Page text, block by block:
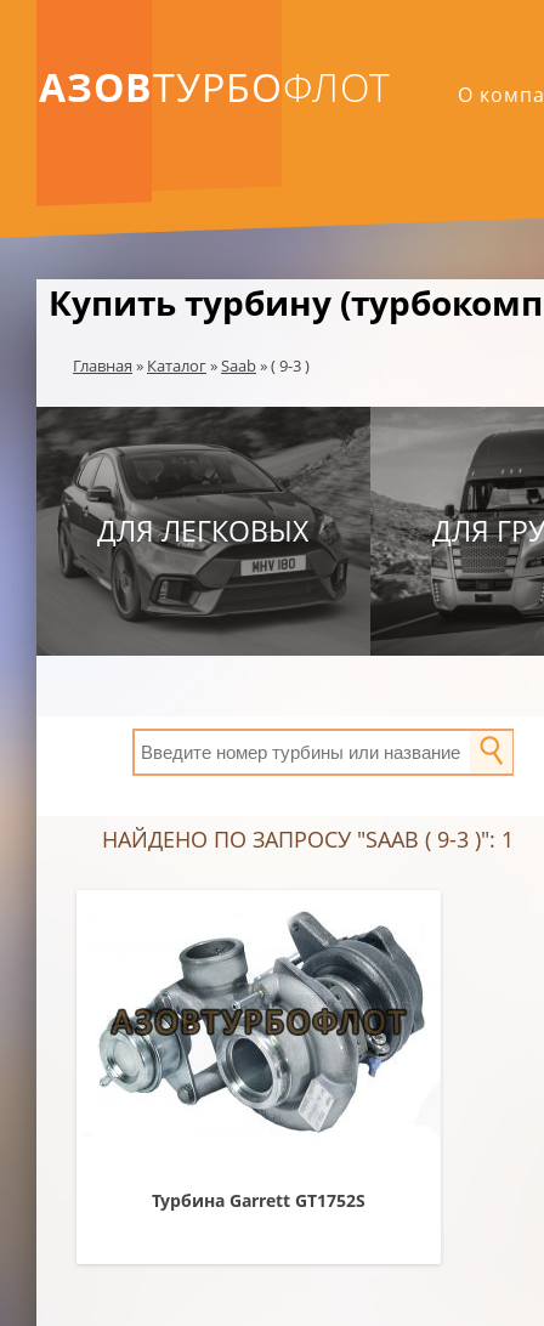
АЗОВТУРБОФЛОТ О
Купить турбину
Главная » Каталог»Saab»( 9-3 )
ДЛЯ ЛЕГКОВЫХ ДЛЯ
НАЙДЕНО ПО ЗАПРОСУ "SAAB ( 9-3 )": 1
Турбина Garrett GT1752S